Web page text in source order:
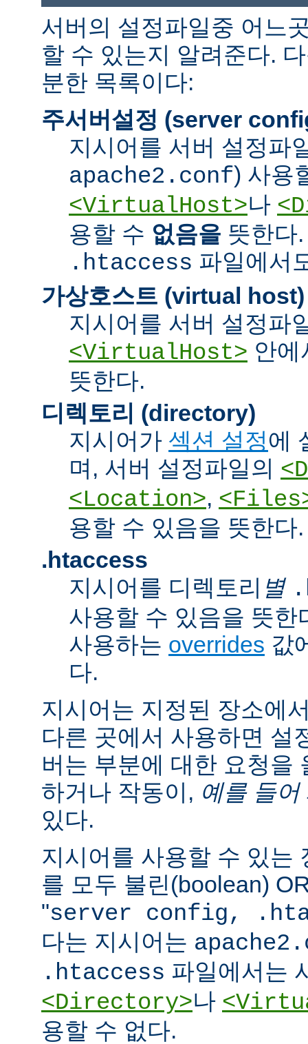
서버의 설정파일중 어느
할 수 있는지 알려준다.
분한 목록이다:
주서버설정 (server
지시어를 서버 설정파
apache2.conf) 사용
<VirtualHost>나
용할 수 없음을 뜻한다
.htaccess 파일에서
가상호스트 (virtual host)
지시어를 서버 설정파
<VirtualHost> 안에
뜻한다.
디렉토리 (directory)
지시어가 섹션 설정에
며, 서버 설정파일의
<Location>,
용할 수 있음을 뜻한다.
.htaccess
지시어를 디렉토리 별
사용할 수 있음을 뜻한
사용하는 overrides 값
다.
지시어는 지정된 장소에
다른 곳에서 사용하면 설
버는 부분에 대한 요청을
하거나 작동이, 예를 들어
있다.
지시어를 사용할 수 있는
를 모두 불린(boolean)
"server config,
다는 지시어는
.htaccess 파일에서는
<Directory>나
용할 수 없다.